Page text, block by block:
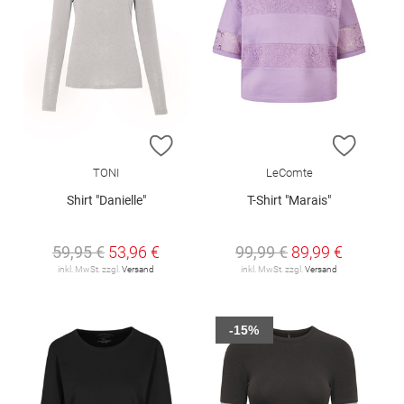
ZUR WUNSCHLISTE HINZUFÜGEN
TONI
Shirt "Danielle"
59,95 € 53,96 €
inkl. MwSt. zzgl. Versand
ZUR
LeComte
T-Shirt "Marais"
99,99 € 89,99 €
inkl. MwSt. zzgl. Versand
-15%